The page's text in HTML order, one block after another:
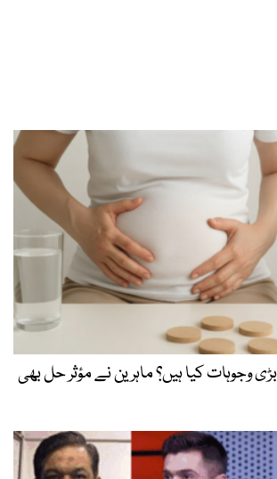
پیٹ پھولنے کی 5 بڑی وجوہات کیا ہیں؟ ماہرین نے مؤثر حل بھی